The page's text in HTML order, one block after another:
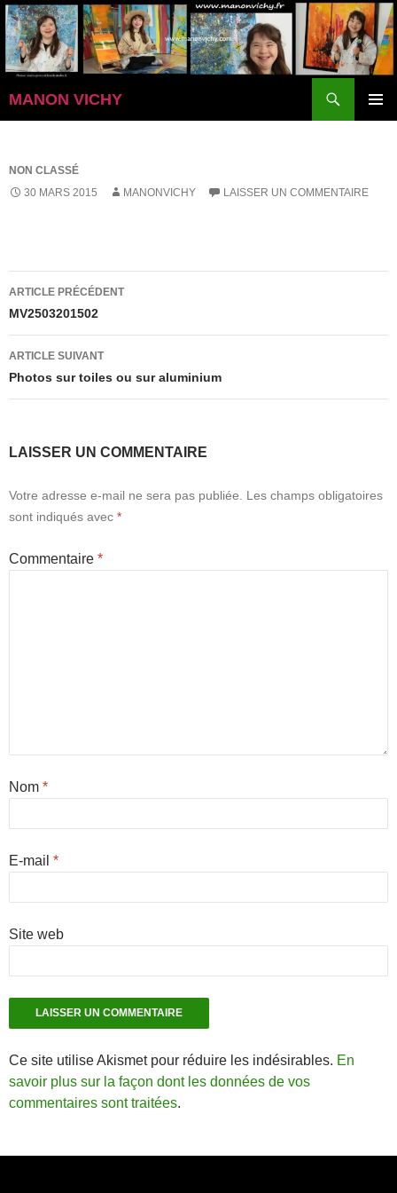
Aller
au
contenu
MANON VICHY
NON CLASSÉ
30 MARS 2015
MANONVICHY LAISSER UN COMMENTAIRE
Navigation
des
articles
ARTICLE PRÉCÉDENT
MV2503201502
ARTICLE SUIVANT
Photos sur toiles ou sur aluminium
LAISSER UN COMMENTAIRE
Votre adresse e-mail ne sera pas publiée.
Les champs obligatoires
sont indiqués avec *
Commentaire *
Nom *
E-mail *
Site web
Ce site utilise Akismet pour réduire les indésirables. En
savoir plus sur la façon dont les données de vos
commentaires sont traitées.